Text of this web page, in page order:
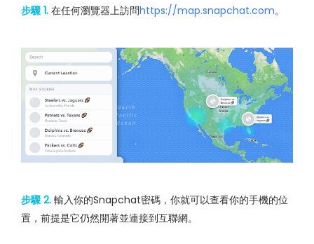
步驟 1. 在任何瀏覽器上訪問https://map.snapchat.com。
步驟 2. 輸入你的Snapchat密碼，你就可以查看你的手機的位
置，前提是它仍然開著並連接到互聯網。